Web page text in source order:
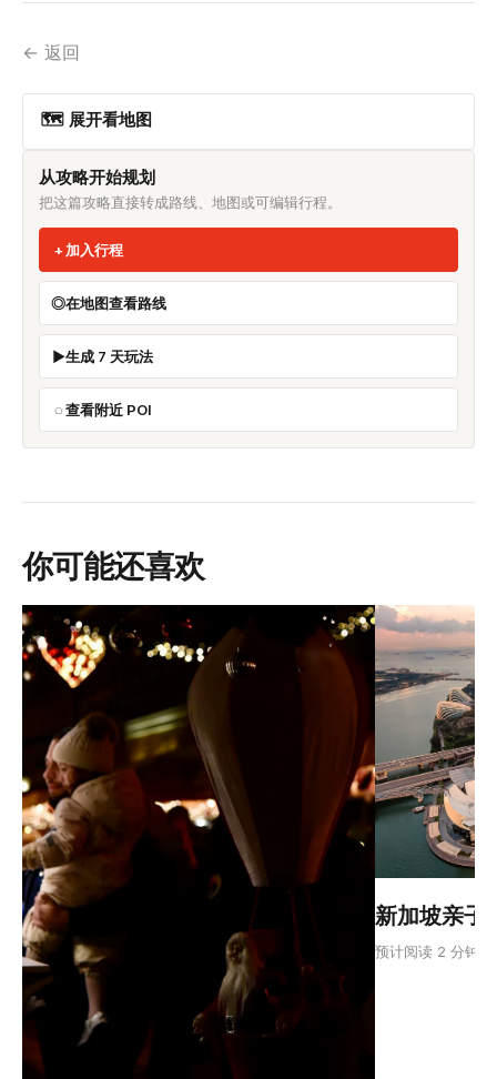
← 返回
🗺 展开看地图
从攻略开始规划
把这篇攻略直接转成路线、地图或可编辑行程。
加入行程
在地图查看路线
生成 7 天玩法
查看附近 POI
你可能还喜欢
新加坡亲子
预计阅读 2 分钟